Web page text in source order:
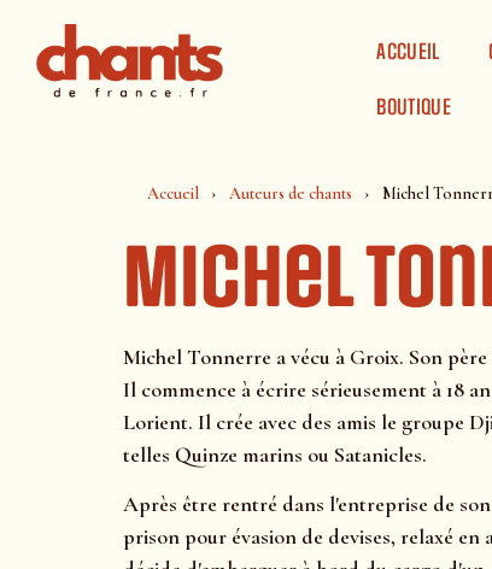
ACCUEIL
BOUTIQUE
Accueil Auteurs de chants Michel
Michel
Michel Tonnerre a vécu à Groix. Son
Il commence à écrire sérieusement à 18
Lorient. Il crée avec des amis le groupe
telles Quinze marins ou Satanicles.
Après être rentré dans l'entreprise de
prison pour évasion de devises, relaxé